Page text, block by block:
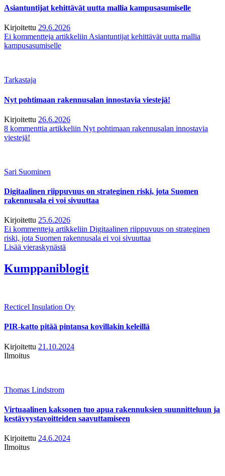
Asiantuntijat kehittävät uutta mallia kampusasumiselle
Kirjoitettu 29.6.2026
Ei kommentteja artikkeliin Asiantuntijat kehittävät uutta mallia
kampusasumiselle
Tarkastaja
Nyt pohtimaan rakennusalan innostavia viestejä!
Kirjoitettu 26.6.2026
8 kommenttia artikkeliin Nyt pohtimaan rakennusalan innostavia
viestejä!
Sari Suominen
Digitaalinen riippuvuus on strateginen riski, jota Suomen
rakennusala ei voi sivuuttaa
Kirjoitettu 25.6.2026
Ei kommentteja artikkeliin Digitaalinen riippuvuus on strateginen
riski, jota Suomen rakennusala ei voi sivuuttaa
Lisää vieraskynästä
Kumppaniblogit
Recticel Insulation Oy
PIR-katto pitää pintansa kovillakin keleillä
Kirjoitettu 21.10.2024
Ilmoitus
Thomas Lindstrom
Virtuaalinen kaksonen tuo apua rakennuksien suunnitteluun ja
kestävyystavoitteiden saavuttamiseen
Kirjoitettu 24.6.2024
Ilmoitus